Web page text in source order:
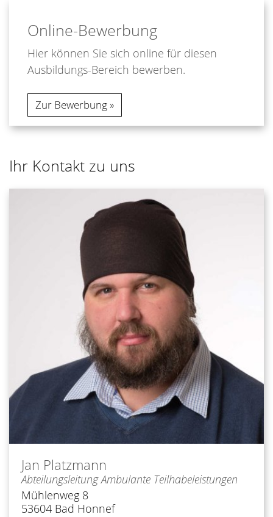
Online-Bewerbung
Hier können Sie sich online für diesen
Ausbildungs-Bereich bewerben.
Zur Bewerbung
Ihr Kontakt zu uns
Jan Platzmann
Abteilungsleitung Ambulante Teilhabeleistungen
Mühlenweg 8
53604 Bad Honnef